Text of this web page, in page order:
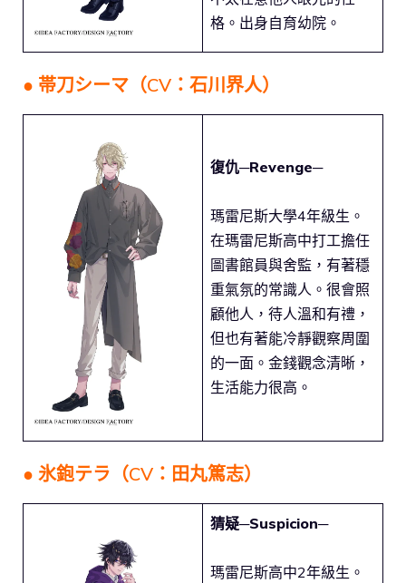
格。出身自育幼院。
● 帯刀シーマ（CV：石川界人）
復仇─Revenge─
瑪雷尼斯大學4年級生。
在瑪雷尼斯高中打工擔任
圖書館員與舍監，有著穩
重氣氛的常識人。很會照
顧他人，待人溫和有禮，
但也有著能冷靜觀察周圍
的一面。金錢觀念清晰，
生活能力很高。
● 氷鉋テラ（CV：田丸篤志）
猜疑─Suspicion─
瑪雷尼斯高中2年級生。